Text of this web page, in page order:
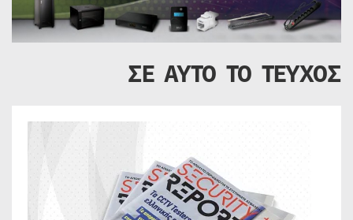
ΣΕ ΑΥΤΟ ΤΟ ΤΕΥΧΟΣ